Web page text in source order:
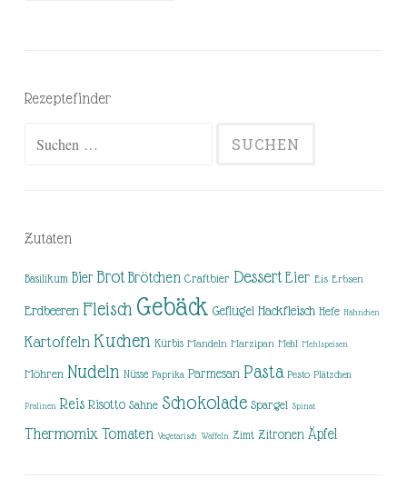
Rezeptefinder
Zutaten
Basilikum Bier Brot Brötchen Craftbier Dessert Eier Eis Erbsen
Erdbeeren Fleisch Gebäck Geflügel Hackfleisch Hefe Hähnchen
Kartoffeln Kuchen Kürbis Mandeln Marzipan Mehl Mehlspeisen
Möhren Nudeln Nüsse Paprika Parmesan Pasta Pesto Plätzchen
Pralinen Reis Risotto Sahne Schokolade Spargel Spinat
Thermomix Tomaten Vegetarisch Waffeln Zimt Zitronen Äpfel